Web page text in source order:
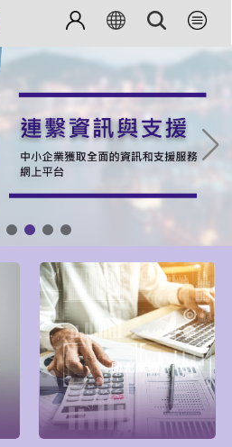
開創業務